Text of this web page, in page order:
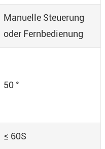
Manuelle Steuerung
oder Fernbedienung
50 °
≤ 60S